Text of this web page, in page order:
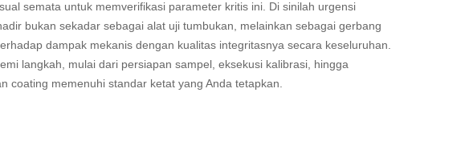
semata untuk memverifikasi parameter kritis ini. Di sinilah urgensi
bukan sekadar sebagai alat uji tumbukan, melainkan sebagai gerbang
dampak mekanis dengan kualitas integritasnya secara keseluruhan.
langkah, mulai dari persiapan sampel, eksekusi kalibrasi, hingga
coating memenuhi standar ketat yang Anda tetapkan.